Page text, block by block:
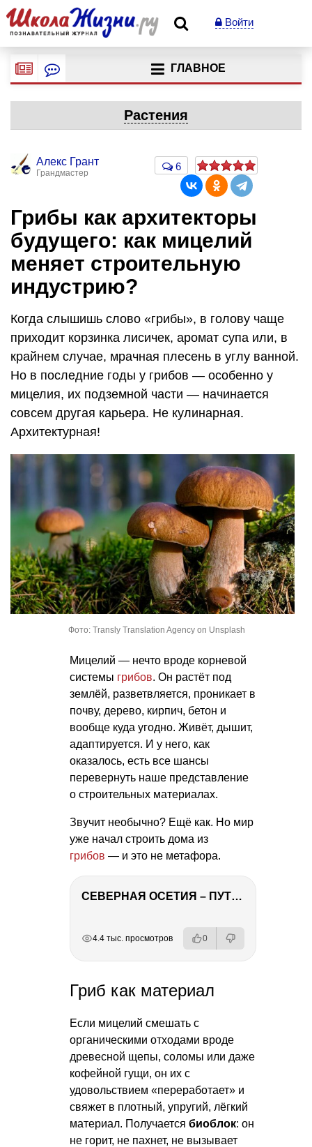
Войти
ГЛАВНОЕ
Растения
Алекс Грант
Грандмастер
6
Грибы как архитекторы
будущего: как мицелий
меняет строительную
индустрию?
Когда слышишь слово «грибы», в голову чаще
приходит корзинка лисичек, аромат супа или, в
крайнем случае, мрачная плесень в углу ванной.
Но в последние годы у грибов — особенно у
мицелия, их подземной части — начинается
совсем другая карьера. Не кулинарная.
Архитектурная!
Фото: Transly Translation Agency on Unsplash
Мицелий — нечто вроде корневой
системы грибов. Он растёт под
землёй, разветвляется, проникает в
почву, дерево, кирпич, бетон и
вообще куда угодно. Живёт, дышит,
адаптируется. И у него, как
оказалось, есть все шансы
перевернуть наше представление
о строительных материалах.
Звучит необычно? Ещё как. Но мир
уже начал строить дома из
грибов — и это не метафора.
СЕВЕРНАЯ ОСЕТИЯ – ПУТЕШЕСТВИЕ НА КАВКАЗ часть 4
4.4 тыс. просмотров 0
Гриб как материал
Если мицелий смешать с
органическими отходами вроде
древесной щепы, соломы или даже
кофейной гущи, он их с
удовольствием «переработает» и
свяжет в плотный, упругий, лёгкий
материал. Получается биоблок: он
не горит, не пахнет, не вызывает